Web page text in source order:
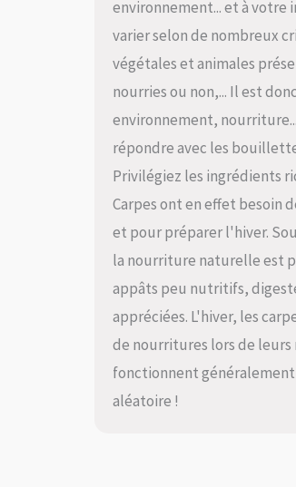
environnement... et à
varier selon de nombreux
végétales et animales
nourries ou non,... Il est
environnement,
répondre avec les
Privilégiez les ingrédients
Carpes ont en effet besoin
et pour préparer l'hiver.
la nourriture naturelle est
appâts peu nutritifs,
appréciées. L'hiver, les
de nourritures lors de leurs
fonctionnent généralement
aléatoire !